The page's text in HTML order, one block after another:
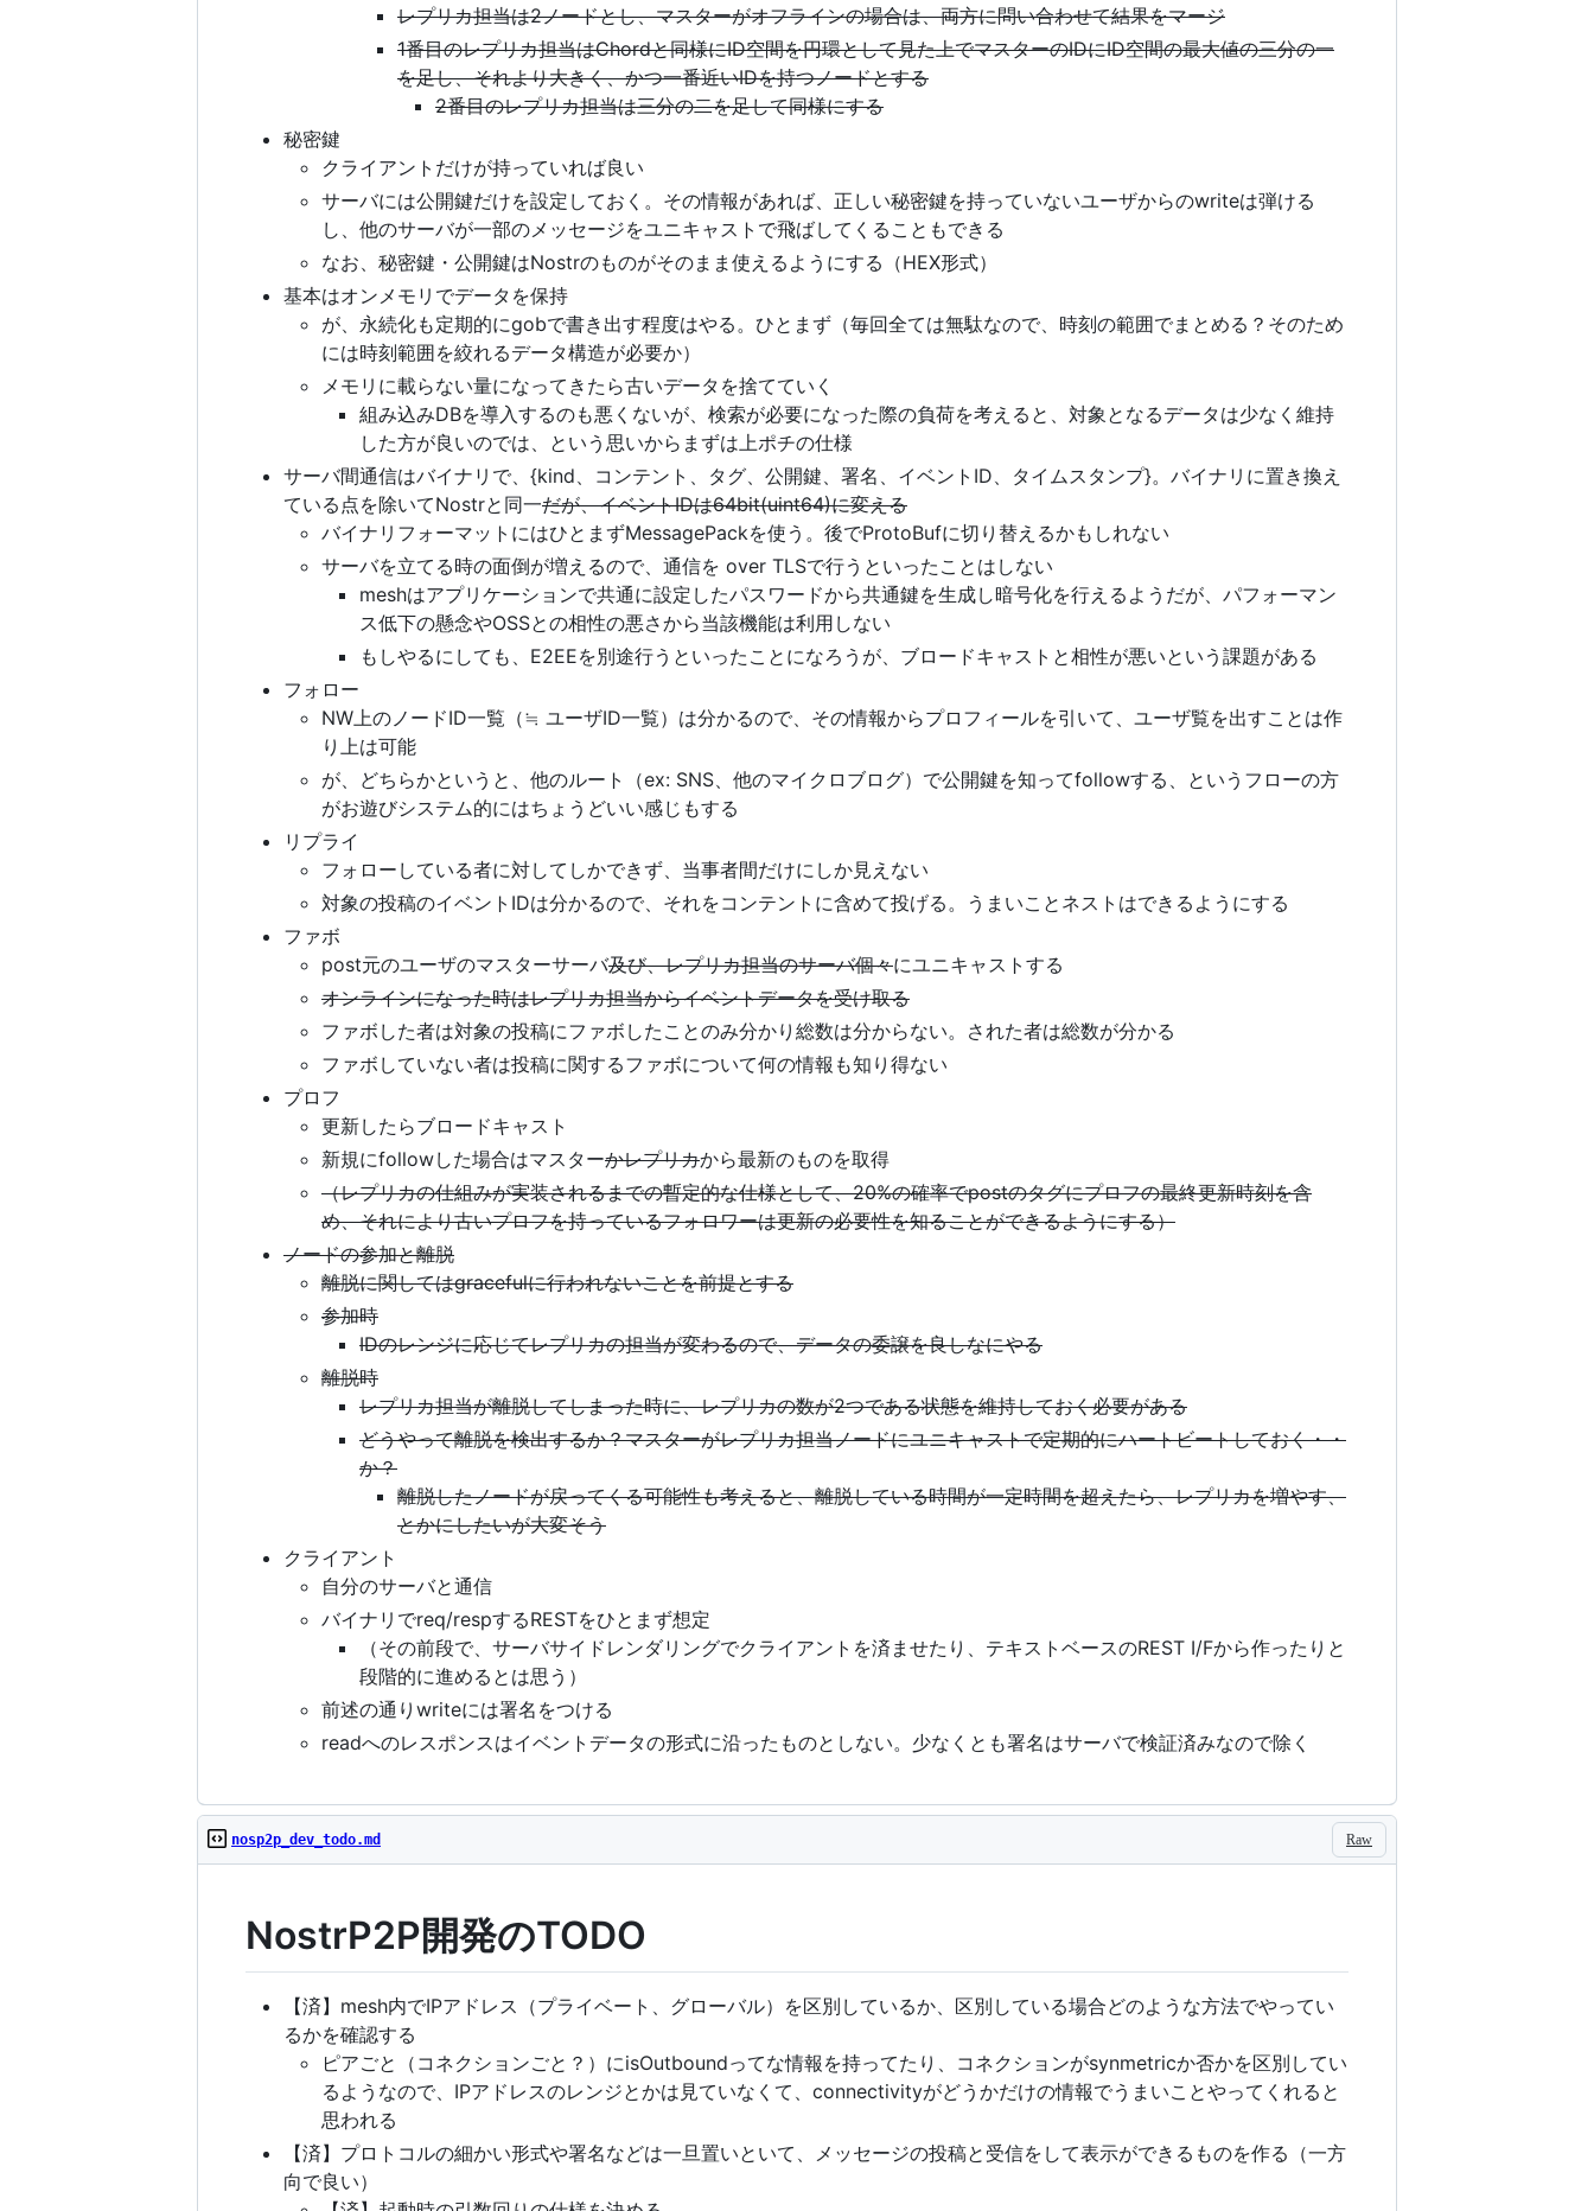
レプリカ担当は2ノードとし、マスターがオフラインの場合は、両方に問い合わせて結果をマージ
1番目のレプリカ担当はChordと同様にID空間を円環として見た上でマスターのIDにID空間の最大値の三分の一
を足し、それより大きく、かつ一番近いIDを持つノードとする
2番目のレプリカ担当は三分の二を足して同様にする
秘密鍵
クライアントだけが持っていれば良い
サーバには公開鍵だけを設定しておく。その情報があれば、正しい秘密鍵を持っていないユーザからのwriteは弾ける
し、他のサーバが一部のメッセージをユニキャストで飛ばしてくることもできる
なお、秘密鍵・公開鍵はNostrのものがそのまま使えるようにする（HEX形式）
基本はオンメモリでデータを保持
が、永続化も定期的にgobで書き出す程度はやる。ひとまず（毎回全ては無駄なので、時刻の範囲でまとめる？そのため
には時刻範囲を絞れるデータ構造が必要か）
メモリに載らない量になってきたら古いデータを捨てていく
組み込みDBを導入するのも悪くないが、検索が必要になった際の負荷を考えると、対象となるデータは少なく維持
した方が良いのでは、という思いからまずは上ポチの仕様
サーバ間通信はバイナリで、{kind、コンテント、タグ、公開鍵、署名、イベントID、タイムスタンプ}。バイナリに置き換え
ている点を除いてNostrと同一だが、イベントIDは64bit(uint64)に変える
バイナリフォーマットにはひとまずMessagePackを使う。後でProtoBufに切り替えるかもしれない
サーバを立てる時の面倒が増えるので、通信を over TLSで行うといったことはしない
meshはアプリケーションで共通に設定したパスワードから共通鍵を生成し暗号化を行えるようだが、パフォーマン
ス低下の懸念やOSSとの相性の悪さから当該機能は利用しない
もしやるにしても、E2EEを別途行うといったことになろうが、ブロードキャストと相性が悪いという課題がある
フォロー
NW上のノードID一覧（≒ ユーザID一覧）は分かるので、その情報からプロフィールを引いて、ユーザ覧を出すことは作
り上は可能
が、どちらかというと、他のルート（ex: SNS、他のマイクロブログ）で公開鍵を知ってfollowする、というフローの方
がお遊びシステム的にはちょうどいい感じもする
リプライ
フォローしている者に対してしかできず、当事者間だけにしか見えない
対象の投稿のイベントIDは分かるので、それをコンテントに含めて投げる。うまいことネストはできるようにする
ファボ
post元のユーザのマスターサーバ及び、レプリカ担当のサーバ個々にユニキャストする
オンラインになった時はレプリカ担当からイベントデータを受け取る
ファボした者は対象の投稿にファボしたことのみ分かり総数は分からない。された者は総数が分かる
ファボしていない者は投稿に関するファボについて何の情報も知り得ない
プロフ
更新したらブロードキャスト
新規にfollowした場合はマスターかレプリカから最新のものを取得
（レプリカの仕組みが実装されるまでの暫定的な仕様として、20%の確率でpostのタグにプロフの最終更新時刻を含
め、それにより古いプロフを持っているフォロワーは更新の必要性を知ることができるようにする）
ノードの参加と離脱
離脱に関してはgracefulに行われないことを前提とする
参加時
IDのレンジに応じてレプリカの担当が変わるので、データの委譲を良しなにやる
離脱時
レプリカ担当が離脱してしまった時に、レプリカの数が2つである状態を維持しておく必要がある
どうやって離脱を検出するか？マスターがレプリカ担当ノードにユニキャストで定期的にハートビートしておく・・
か？
離脱したノードが戻ってくる可能性も考えると、離脱している時間が一定時間を超えたら、レプリカを増やす、
とかにしたいが大変そう
クライアント
自分のサーバと通信
バイナリでreq/respするRESTをひとまず想定
（その前段で、サーバサイドレンダリングでクライアントを済ませたり、テキストベースのREST I/Fから作ったりと
段階的に進めるとは思う）
前述の通りwriteには署名をつける
readへのレスポンスはイベントデータの形式に沿ったものとしない。少なくとも署名はサーバで検証済みなので除く
Raw
nosp2p_dev_todo.md
NostrP2P開発のTODO
【済】mesh内でIPアドレス（プライベート、グローバル）を区別しているか、区別している場合どのような方法でやってい
るかを確認する
ピアごと（コネクションごと？）にisOutboundってな情報を持ってたり、コネクションがsynmetricか否かを区別してい
るようなので、IPアドレスのレンジとかは見ていなくて、connectivityがどうかだけの情報でうまいことやってくれると
思われる
【済】プロトコルの細かい形式や署名などは一旦置いといて、メッセージの投稿と受信をして表示ができるものを作る（一方
向で良い）